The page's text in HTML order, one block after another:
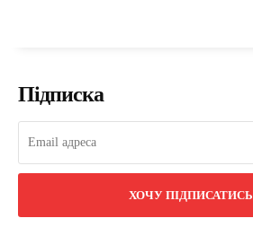
Підписка
ХОЧУ ПІДПИСАТИСЬ